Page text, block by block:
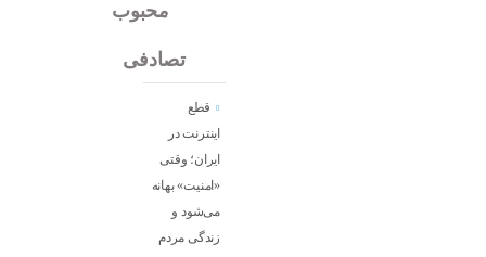
جدیدمحبوب
تصادفی
قطع
اینترنت در
ایران؛ وقتی
«امنیت» بهانه
می‌شود و
زندگی مردم